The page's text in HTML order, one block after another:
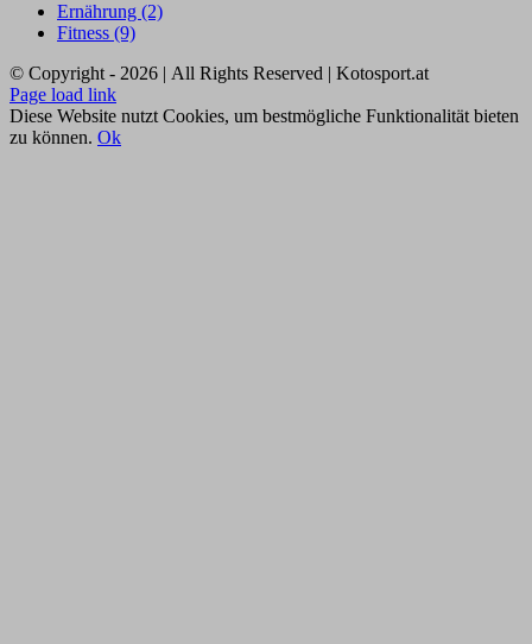
Ernährung (2)
Fitness (9)
© Copyright -
2026 | All Rights Reserved | Kotosport.at
Instagram
Facebook
Page load link
Diese Website nutzt Cookies, um bestmögliche Funktionalität bieten
zu können. Ok